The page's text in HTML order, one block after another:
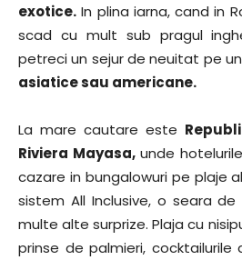
exotice. In plina iarna, cand in
scad cu mult sub pragul
petreci un sejur de neuitat pe
asiatice sau americane.
La mare cautare este
Riviera Mayasa,unde
cazare in bungalowuri pe plaje
sistem All Inclusive, o seara
multe alte surprize. Plaja cu
prinse de palmieri, cocktailurile